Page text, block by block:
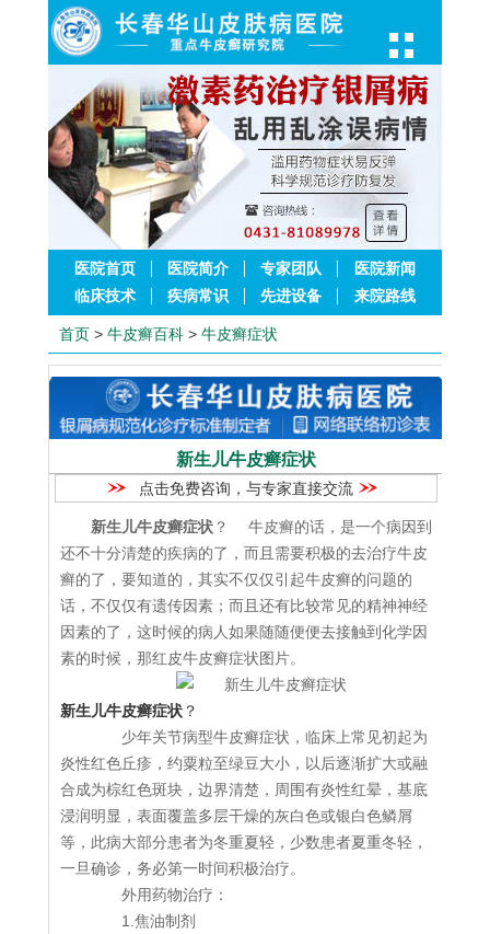
医院首页 医院简介 专家团队
医院新闻
临床技术
疾病常识 先进设备 来院路线
首页 > 牛皮癣百科 > 牛皮癣症状
新生儿牛皮癣症状
点击免费咨询，与专家直接交流
新生儿牛皮癣症状 ？ 牛皮癣的话，是一个病因到
还不十分清楚的疾病的了，而且需要积极的去治疗牛皮
癣的了，要知道的，其实不仅仅引起牛皮癣的问题的
话，不仅仅有遗传因素；而且还有比较常见的精神神经
因素的了，这时候的病人如果随随便便去接触到化学因
素的时候，那红皮牛皮癣症状图片。
新生儿牛皮癣症状 ？
少年关节病型牛皮癣症状，临床上常见初起为
炎性红色丘疹，约粟粒至绿豆大小，以后逐渐扩大或融
合成为棕红色斑块，边界清楚，周围有炎性红晕，基底
浸润明显，表面覆盖多层干燥的灰白色或银白色鳞屑
等，此病大部分患者为冬重夏轻，少数患者夏重冬轻，
一旦确诊，务必第一时间积极治疗。
外用药物治疗：
1.焦油制剂